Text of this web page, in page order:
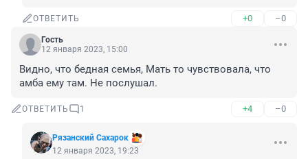
ОТВЕТИТЬ +0 –0
Гость
12 января 2023, 15:00
Видно, что бедная семья, Мать то чувствовала, что
амба ему там. Не послушал.
ОТВЕТИТЬ 1 +4 –0
Рязанский Сахарок
12 января 2023, 19:23